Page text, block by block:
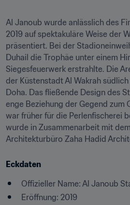
Al Janoub wurde anlässlich des
2019 auf spektakuläre Weise der
präsentiert. Bei der
Duhail die Trophäe unter einem
Siegesfeuerwerk erstrahlte. Die
der Küstenstadt Al Wakrah
Doha. Das fließende Design des
enge Beziehung der Gegend zum
war früher für die Perlenfischerei
wurde in Zusammenarbeit mit
Architekturbüro Zaha Hadid
Eckdaten
Offizieller Name: Al Janoub
Eröffnung: 2019